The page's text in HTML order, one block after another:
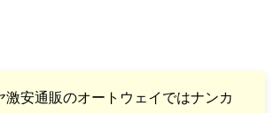
激安通販のオートウェイではナンカ